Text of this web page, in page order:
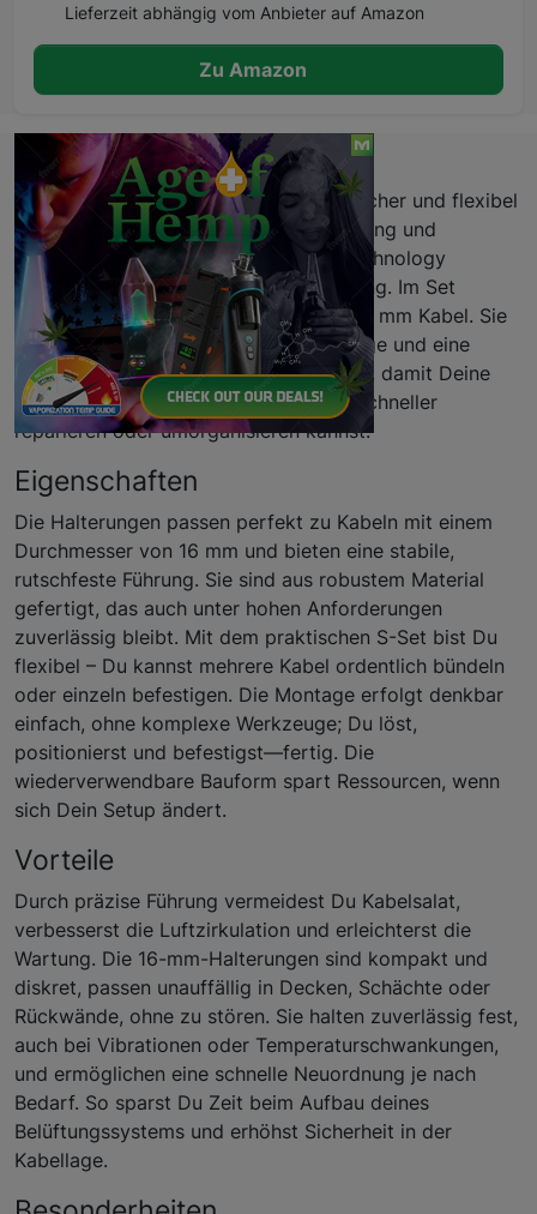
Lieferzeit abhängig vom Anbieter auf Amazon
Zu Amazon
Beschreibung
Du willst Deine Kabelführung sauber, sicher und flexibel
gestalten, besonders im Bereich Belüftung und
Klimakontrolle? Dann sind die Plant Technology
Kabelhalterungen S die passende Lösung. Im Set
bekommst Du 10 Stück, geeignet für 16 mm Kabel. Sie
sorgen für festen Halt, einfache Montage und eine
übersichtliche, langlebige Kabelführung, damit Deine
Systeme zuverlässig arbeiten und Du schneller
reparieren oder umorganisieren kannst.
Eigenschaften
Die Halterungen passen perfekt zu Kabeln mit einem
Durchmesser von 16 mm und bieten eine stabile,
rutschfeste Führung. Sie sind aus robustem Material
gefertigt, das auch unter hohen Anforderungen
zuverlässig bleibt. Mit dem praktischen S-Set bist Du
flexibel – Du kannst mehrere Kabel ordentlich bündeln
oder einzeln befestigen. Die Montage erfolgt denkbar
einfach, ohne komplexe Werkzeuge; Du löst,
positionierst und befestigst—fertig. Die
wiederverwendbare Bauform spart Ressourcen, wenn
sich Dein Setup ändert.
Vorteile
Durch präzise Führung vermeidest Du Kabelsalat,
verbesserst die Luftzirkulation und erleichterst die
Wartung. Die 16-mm-Halterungen sind kompakt und
diskret, passen unauffällig in Decken, Schächte oder
Rückwände, ohne zu stören. Sie halten zuverlässig fest,
auch bei Vibrationen oder Temperaturschwankungen,
und ermöglichen eine schnelle Neuordnung je nach
Bedarf. So sparst Du Zeit beim Aufbau deines
Belüftungssystems und erhöhst Sicherheit in der
Kabellage.